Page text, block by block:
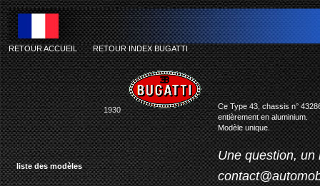
liste des modèles
bugatti type
RETOUR ACCUEIL-RETOUR INDEX BUGATTI
1930
Ce Type 43, chassis n°
entièrement en aluminium.
Modèle unique.
Une question, un